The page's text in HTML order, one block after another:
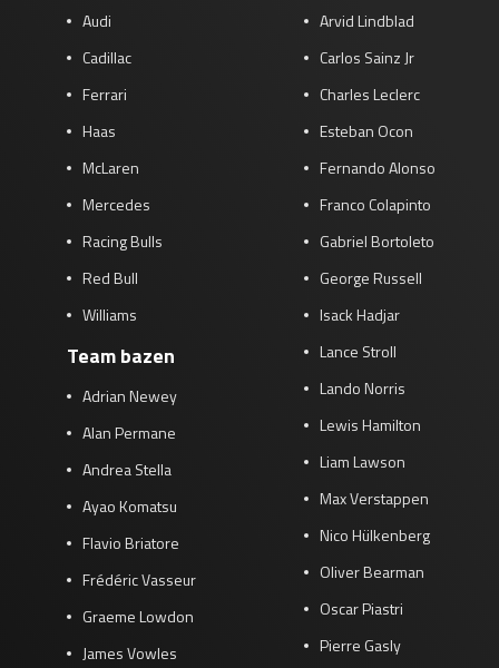
Audi
Cadillac
Ferrari
Haas
McLaren
Mercedes
Racing Bulls
Red Bull
Williams
Team bazen
Adrian Newey
Alan Permane
Andrea Stella
Ayao Komatsu
Flavio Briatore
Frédéric Vasseur
Graeme Lowdon
James Vowles
Arvid Lindblad
Carlos Sainz Jr
Charles Leclerc
Esteban Ocon
Fernando Alonso
Franco Colapinto
Gabriel Bortoleto
George Russell
Isack Hadjar
Lance Stroll
Lando Norris
Lewis Hamilton
Liam Lawson
Max Verstappen
Nico Hülkenberg
Oliver Bearman
Oscar Piastri
Pierre Gasly